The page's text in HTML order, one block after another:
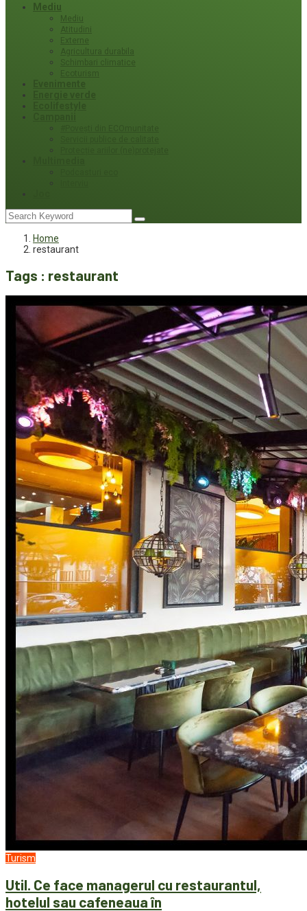
Mediu
Mediu
Atitudini
Externe
Agricultura durabila
Schimbari climatice
Ecoturism
Home
restaurant
Tags : restaurant
Turism
Util. Ce face managerul cu restaurantul,
hotelul sau cafeneaua în